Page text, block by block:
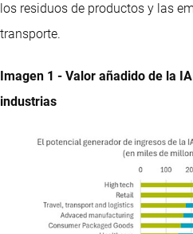
los residuos de productos y las
transporte.
Imagen 1 - Valor añadido de la
industrias